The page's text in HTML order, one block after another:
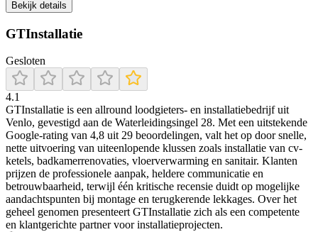
Bekijk details
GTInstallatie
Gesloten
4.1
GTInstallatie is een allround loodgieters- en installatiebedrijf uit
Venlo, gevestigd aan de Waterleidingsingel 28. Met een uitstekende
Google-rating van 4,8 uit 29 beoordelingen, valt het op door snelle,
nette uitvoering van uiteenlopende klussen zoals installatie van cv-
ketels, badkamerrenovaties, vloerverwarming en sanitair. Klanten
prijzen de professionele aanpak, heldere communicatie en
betrouwbaarheid, terwijl één kritische recensie duidt op mogelijke
aandachtspunten bij montage en terugkerende lekkages. Over het
geheel genomen presenteert GTInstallatie zich als een competente
en klantgerichte partner voor installatieprojecten.